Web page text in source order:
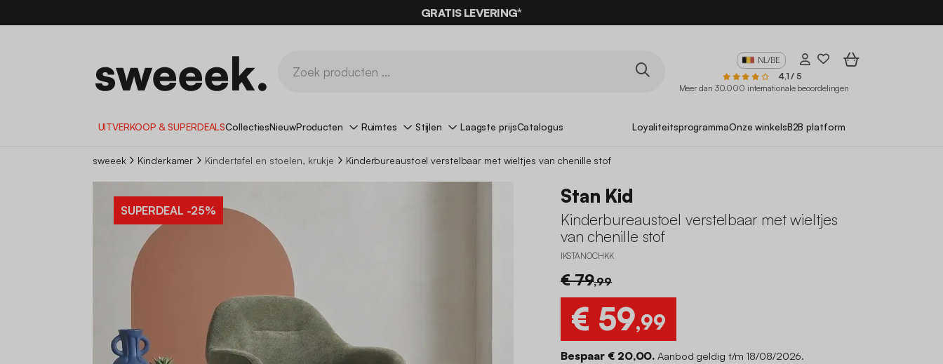
GRATIS LEVERING*
NL/BE
4,1 / 5
Meer dan 30.000 internationale beoordelingen
UITVERKOOP & SUPERDEALSCollectiesNieuwProducten Ruimtes Stijlen Laagste prijsCatalogus LoyaliteitsprogrammaOnze winkelsB2B platform
sweeek Kinderkamer Kindertafel en stoelen, krukje Kinderbureaustoel verstelbaar met wieltjes van chenille stof
SUPERDEAL -25%
Stan Kid
Kinderbureaustoel verstelbaar met wieltjes
van chenille stof
IKSTANOCHKK
€ 79,99
€ 59,99
Bespaar € 20,00.Aanbod geldig t/m 18/08/2026.